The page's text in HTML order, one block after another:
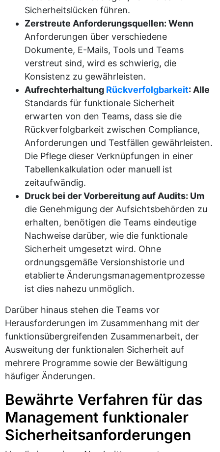
Sicherheitslücken führen.
Zerstreute Anforderungsquellen: Wenn
Anforderungen über verschiedene
Dokumente, E-Mails, Tools und Teams
verstreut sind, wird es schwierig, die
Konsistenz zu gewährleisten.
Aufrechterhaltung Rückverfolgbarkeit: Alle
Standards für funktionale Sicherheit
erwarten von den Teams, dass sie die
Rückverfolgbarkeit zwischen Compliance,
Anforderungen und Testfällen gewährleisten.
Die Pflege dieser Verknüpfungen in einer
Tabellenkalkulation oder manuell ist
zeitaufwändig.
Druck bei der Vorbereitung auf Audits: Um
die Genehmigung der Aufsichtsbehörden zu
erhalten, benötigen die Teams eindeutige
Nachweise darüber, wie die funktionale
Sicherheit umgesetzt wird. Ohne
ordnungsgemäße Versionshistorie und
etablierte Änderungsmanagementprozesse
ist dies nahezu unmöglich.
Darüber hinaus stehen die Teams vor
Herausforderungen im Zusammenhang mit der
funktionsübergreifenden Zusammenarbeit, der
Ausweitung der funktionalen Sicherheit auf
mehrere Programme sowie der Bewältigung
häufiger Änderungen.
Bewährte Verfahren für das
Management funktionaler
Sicherheitsanforderungen